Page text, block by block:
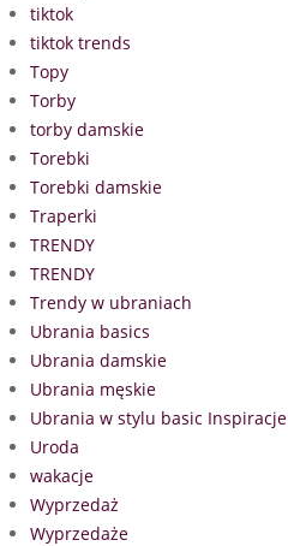
tiktok
tiktok trends
Topy
Torby
torby damskie
Torebki
Torebki damskie
Traperki
TRENDY
TRENDY
Trendy w ubraniach
Ubrania basics
Ubrania damskie
Ubrania męskie
Ubrania w stylu basic Inspiracje
Uroda
wakacje
Wyprzedaż
Wyprzedaże